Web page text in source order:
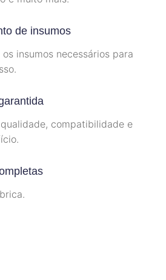
de insumos
os insumos necessários para
compatibilidade e